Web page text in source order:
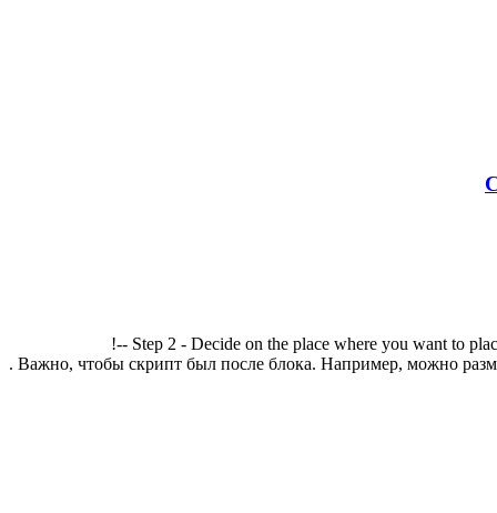
!-- Step 2 - Decide on the place where you want to
. Важно, чтобы скрипт был после блока. Например, можно